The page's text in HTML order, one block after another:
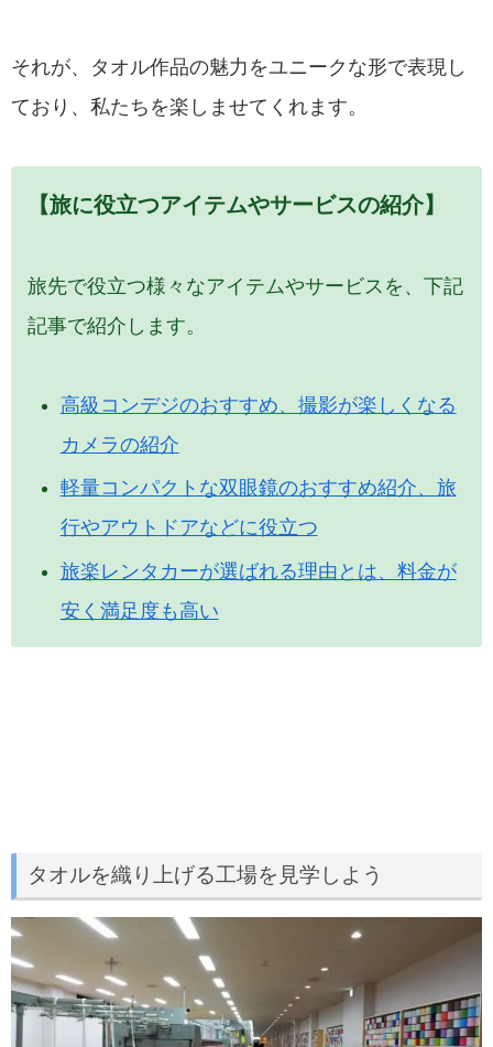
それが、タオル作品の魅力をユニークな形で表現し
ており、私たちを楽しませてくれます。
【旅に役立つアイテムやサービスの紹介】
旅先で役立つ様々なアイテムやサービスを、下記
記事で紹介します。
高級コンデジのおすすめ、撮影が楽しくなる
カメラの紹介
軽量コンパクトな双眼鏡のおすすめ紹介、旅
行やアウトドアなどに役立つ
旅楽レンタカーが選ばれる理由とは、料金が
安く満足度も高い
タオルを織り上げる工場を見学しよう